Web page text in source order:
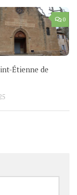
0
Étienne de